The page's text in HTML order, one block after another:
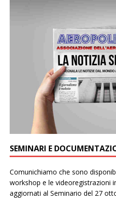
SEMINARI E
Comunichiamo che sono
workshop e le videoregistrazioni
aggiornati al Seminario del 27